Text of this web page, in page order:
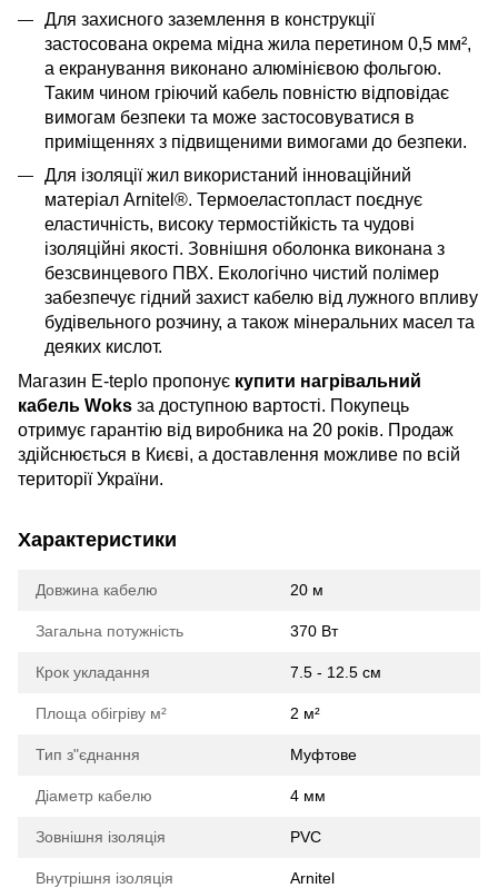
Для захисного заземлення в конструкції
застосована окрема мідна жила перетином 0,5 мм²,
а екранування виконано алюмінієвою фольгою.
Таким чином гріючий кабель повністю відповідає
вимогам безпеки та може застосовуватися в
приміщеннях з підвищеними вимогами до безпеки.
Для ізоляції жил використаний інноваційний
матеріал Arnitel®. Термоеластопласт поєднує
еластичність, високу термостійкість та чудові
ізоляційні якості. Зовнішня оболонка виконана з
безсвинцевого ПВХ. Екологічно чистий полімер
забезпечує гідний захист кабелю від лужного впливу
будівельного розчину, а також мінеральних масел та
деяких кислот.
Магазин E-teplo пропонує купити нагрівальний
кабель Woks за доступною вартості. Покупець
отримує гарантію від виробника на 20 років. Продаж
здійснюється в Києві, а доставлення можливе по всій
території України.
Характеристики
Довжина кабелю 20 м
Загальна потужність 370 Вт
Крок укладання 7.5 - 12.5 см
Площа обігріву м² 2 м²
Тип з"єднання Муфтове
Діаметр кабелю 4 мм
Зовнішня ізоляція PVC
Внутрішня ізоляція Arnitel